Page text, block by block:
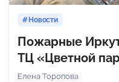
Новости
Пожарные
ТЦ «Цветной
Елена Торопова